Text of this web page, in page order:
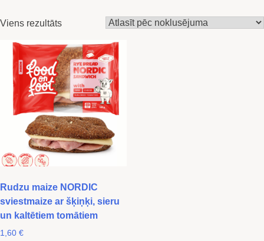
Viens rezultāts
Rudzu maize NORDIC
sviestmaize ar šķiņķi, sieru
un kaltētiem tomātiem
1,60 €